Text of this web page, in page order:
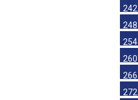
242
248
254
260
266
272